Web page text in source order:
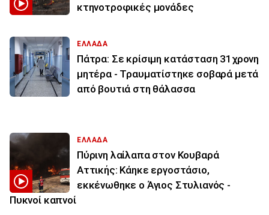
κτηνοτροφικές μονάδες
ΕΛΛΑΔΑ
Πάτρα: Σε κρίσιμη κατάσταση 31χρονη
μητέρα - Τραυματίστηκε σοβαρά μετά
από βουτιά στη θάλασσα
ΕΛΛΑΔΑ
Πύρινη λαίλαπα στον Κουβαρά
Αττικής: Κάηκε εργοστάσιο,
εκκένωθηκε ο Άγιος Στυλιανός -
Πυκνοί καπνοί